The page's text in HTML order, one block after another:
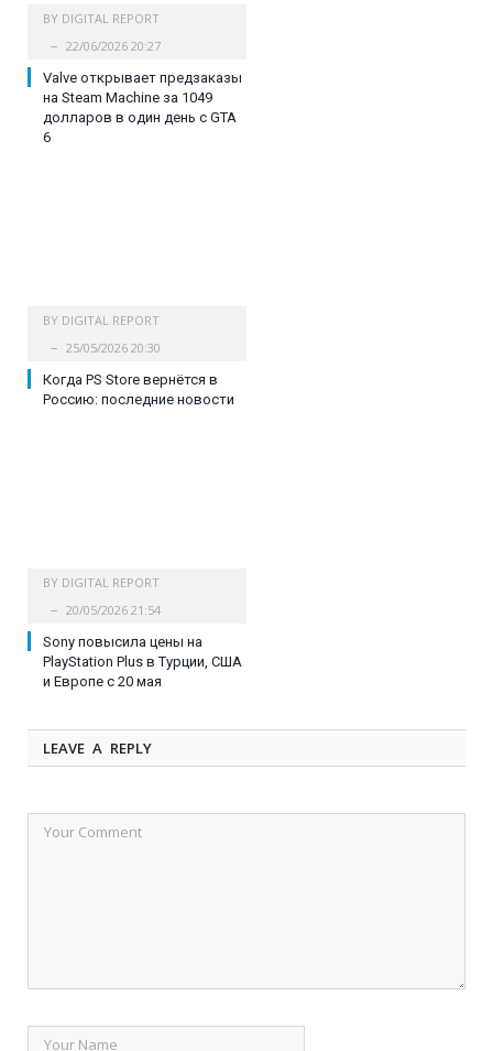
BY DIGITAL REPORT
22/06/2026 20:27
Valve открывает предзаказы
на Steam Machine за 1049
долларов в один день с GTA
6
BY DIGITAL REPORT
25/05/2026 20:30
Когда PS Store вернётся в
Россию: последние новости
BY DIGITAL REPORT
20/05/2026 21:54
Sony повысила цены на
PlayStation Plus в Турции, США
и Европе с 20 мая
LEAVE A REPLY